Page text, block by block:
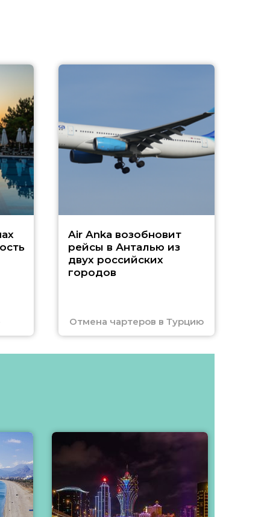
Air Anka возобновит
рейсы в Анталью из
двух российских
городов
Отмена чартеров в Турцию